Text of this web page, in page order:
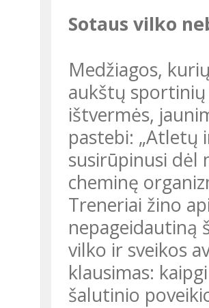
Sotaus vilko
Medžiagos, kurių vartojant reikia mažesnių pastangų siekiant
aukštų
ištvermės,
pastebi:
susirūpinusi dėl
cheminę
Treneriai žino apie anabolinių steroidų (vadinamųjų anabolikų)
nepageidautiną
vilko ir sveikos
klausimas:
šalutinio